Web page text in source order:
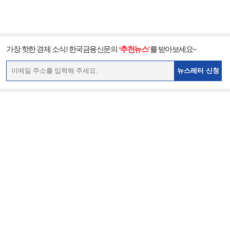
가장 핫한 경제 소식! 한국금융신문의 ‘추천뉴스’를 받아보세요~
뉴스레터 신청